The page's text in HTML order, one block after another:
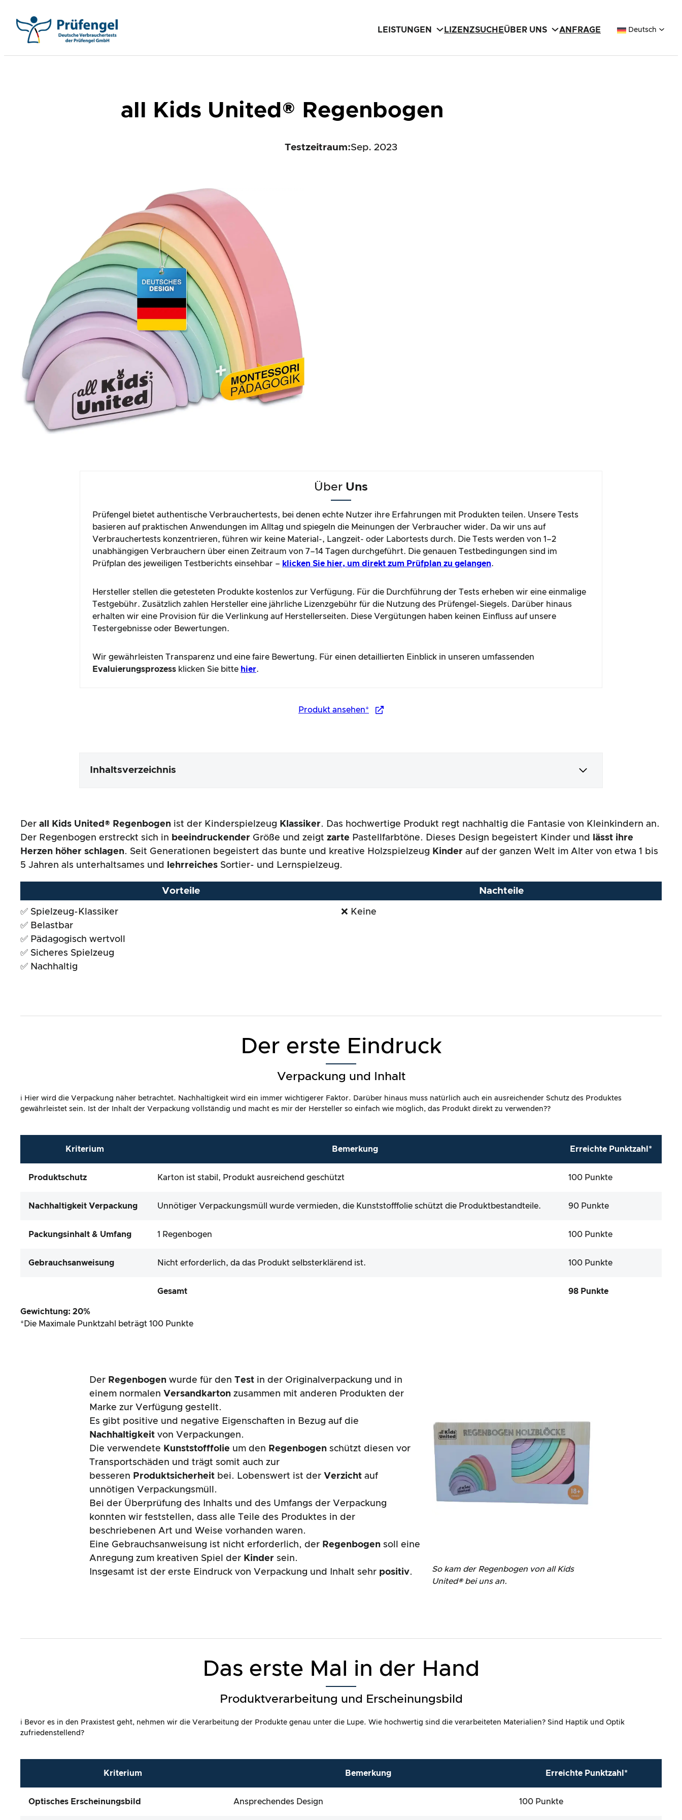
Inhalt
springen
LEISTUNGEN LIZENZSUCHEÜBER UNS ANFRAGE Deutsch
all Kids United® Regenbogen
Testzeitraum:Sep. 2023
Über Uns
Prüfengel bietet authentische Verbrauchertests, bei denen echte Nutzer ihre Erfahrungen mit Produkten teilen. Unsere Tests
basieren auf praktischen Anwendungen im Alltag und spiegeln die Meinungen der Verbraucher wider. Da wir uns auf
Verbrauchertests konzentrieren, führen wir keine Material-, Langzeit- oder Labortests durch. Die Tests werden von 1–2
unabhängigen Verbrauchern über einen Zeitraum von 7–14 Tagen durchgeführt. Die genauen Testbedingungen sind im
Prüfplan des jeweiligen Testberichts einsehbar – klicken Sie hier, um direkt zum Prüfplan zu gelangen.
Hersteller stellen die getesteten Produkte kostenlos zur Verfügung. Für die Durchführung der Tests erheben wir eine einmalige
Testgebühr. Zusätzlich zahlen Hersteller eine jährliche Lizenzgebühr für die Nutzung des Prüfengel-Siegels. Darüber hinaus
erhalten wir eine Provision für die Verlinkung auf Herstellerseiten. Diese Vergütungen haben keinen Einfluss auf unsere
Testergebnisse oder Bewertungen.
Wir gewährleisten Transparenz und eine faire Bewertung. Für einen detaillierten Einblick in unseren umfassenden
Evaluierungsprozess klicken Sie bitte hier.
Produkt ansehen*
Inhaltsverzeichnis
Produktverarbeitung & Erscheinungsbild
Der Praxistest
Preis-/ Leistungsverhältnis
Gesamtergebnis
Der all Kids United® Regenbogen ist der Kinderspielzeug Klassiker. Das hochwertige Produkt regt nachhaltig die Fantasie von Kleinkindern an.
Der Regenbogen erstreckt sich in beeindruckender Größe und zeigt zarte Pastellfarbtöne. Dieses Design begeistert Kinder und
lässt ihre
Herzen höher schlagen. Seit Generationen begeistert das bunte und kreative Holzspielzeug Kinder auf der ganzen Welt im Alter von etwa 1 bis
5 Jahren als unterhaltsames und
lehrreiches Sortier- und Lernspielzeug.
Vorteile
✅ Spielzeug-Klassiker
✅ Belastbar
✅ Pädagogisch wertvoll
✅ Sicheres Spielzeug
✅ Nachhaltig
Nachteile
❌ Keine
Der erste Eindruck
Verpackung und Inhalt
ℹ️ Hier wird die Verpackung näher betrachtet. Nachhaltigkeit wird ein immer wichtigerer Faktor. Darüber hinaus muss natürlich auch ein ausreichender Schutz des Produktes
gewährleistet sein. Ist der Inhalt der Verpackung vollständig und macht es mir der Hersteller so einfach wie möglich, das Produkt direkt zu verwenden??
Kriterium Bemerkung Erreichte Punktzahl*
Produktschutz Karton ist stabil, Produkt ausreichend geschützt 100 Punkte
Nachhaltigkeit Verpackung Unnötiger Verpackungsmüll wurde vermieden, die Kunststofffolie schützt die Produktbestandteile. 90 Punkte
Packungsinhalt & Umfang 1 Regenbogen 100 Punkte
Gebrauchsanweisung Nicht erforderlich, da das Produkt selbsterklärend ist. 100 Punkte
Gesamt 98 Punkte
Gewichtung: 20%
*Die Maximale Punktzahl beträgt 100 Punkte
Der Regenbogen wurde für denTest in der Originalverpackung und in
einem normalen Versandkarton zusammen mit anderen Produkten der
Marke zur Verfügung gestellt.
Es gibt positive und negative Eigenschaften in Bezug auf die
Nachhaltigkeit von Verpackungen.
Die verwendete Kunststofffolie um den Regenbogen schützt diesen vor
Transportschäden und trägt somit auch zur
besseren Produktsicherheit bei. Lobenswert ist der Verzicht auf
unnötigen Verpackungsmüll.
Bei der Überprüfung des Inhalts und des Umfangs der Verpackung
konnten wir feststellen, dass alle Teile des Produktes in der
beschriebenen Art und Weise vorhanden waren.
Eine Gebrauchsanweisung ist nicht erforderlich, der Regenbogen soll eine
Anregung zum kreativen Spiel der Kinder sein.
Insgesamt ist der erste Eindruck von Verpackung und Inhalt sehr positiv.
So kam der Regenbogen von all Kids
United® bei uns an.
Das erste Mal in der Hand
Produktverarbeitung und Erscheinungsbild
ℹ️ Bevor es in den Praxistest geht, nehmen wir die Verarbeitung der Produkte genau unter die Lupe. Wie hochwertig sind die verarbeiteten Materialien? Sind Haptik und Optik
zufriedenstellend?
Kriterium Bemerkung Erreichte Punktzahl*
Optisches Erscheinungsbild Ansprechendes Design 100 Punkte